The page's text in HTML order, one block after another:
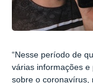
“Nesse período de
várias informações
sobre o coronavírus,